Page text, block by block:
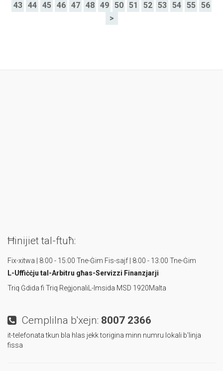
43
44 45 46 47 48 49 50 51 52 53 54 55
56
>
Ħinijiet tal-ftuħ:
Fix-xitwa | 8:00 - 15:00 Tne-Ġim Fis-sajf | 8:00 - 13:00 Tne-Ġim
L-Uffiċċju tal-Arbitru għas-Servizzi Finanzjarji
Triq Ġdida fi Triq Reġjonali L-Imsida MSD 1920Malta
Cemplilna b'xejn: 8007 2366
it-telefonata tkun bla hlas jekk torigina minn numru lokali b'linja
fissa